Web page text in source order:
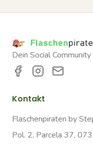
Dein Social
Kontakt
Flaschenpiraten by
Pol. 2, Parcela 37,